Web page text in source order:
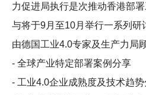
力促进局执行是次推动香港部
与将于9月至10月举行一系列
由德国工业4.0专家及生产力局
- 全球产业特定部署案例分享
- 工业4.0企业成熟度及技术趋